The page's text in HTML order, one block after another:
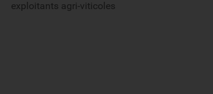
exploitants agri-viticoles